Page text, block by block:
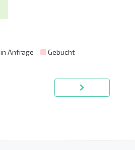
in Anfrage Gebucht